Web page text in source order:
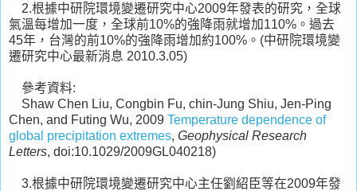
2.根據中研院環境變遷研究中心2009年發表的研究，全球
氣溫每增加一度，全球前10%的強降雨就增加110%。過去
45年，台灣的前10%的強降雨增加約100%。(中研院環境變
遷研究中心最新消息 2010.3.05)
參考資料:
Shaw Chen Liu, Congbin Fu, chin-Jung Shiu, Jen-Ping
Chen, and Futing Wu, 2009 Temperature dependence of
global precipitation extremes, Geophysical Research
Letters, doi:10.1029/2009GL040218)
3.根據中研院環境變遷研究中心主任劉紹臣等在2009年發